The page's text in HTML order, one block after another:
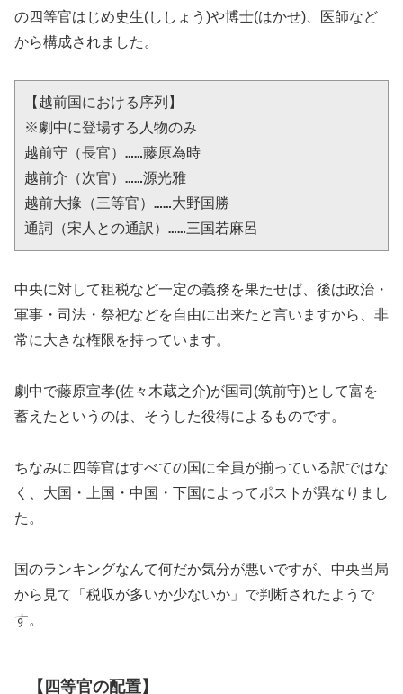
の四等官はじめ史生(ししょう)や博士(はかせ)、医師など
から構成されました。
【越前国における序列】
※劇中に登場する人物のみ
越前守（長官）……藤原為時
越前介（次官）……源光雅
越前大掾（三等官）……大野国勝
通詞（宋人との通訳）……三国若麻呂
中央に対して租税など一定の義務を果たせば、後は政治・
軍事・司法・祭祀などを自由に出来たと言いますから、非
常に大きな権限を持っています。
劇中で藤原宣孝(佐々木蔵之介)が国司(筑前守)として富を
蓄えたというのは、そうした役得によるものです。
ちなみに四等官はすべての国に全員が揃っている訳ではな
く、大国・上国・中国・下国によってポストが異なりまし
た。
国のランキングなんて何だか気分が悪いですが、中央当局
から見て「税収が多いか少ないか」で判断されたようで
す。
【四等官の配置】